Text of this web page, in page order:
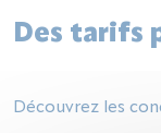
Des tarifs
Découvrez les